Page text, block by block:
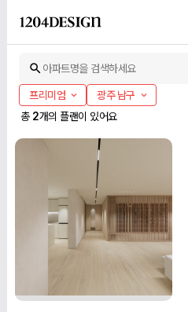
아파트명을 검색하세요
프리미엄
광주 남구
총 2개의 플랜이 있어요